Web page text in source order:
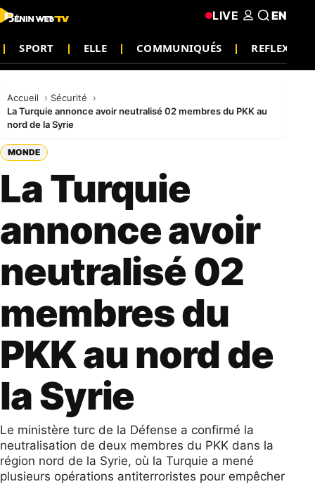
SPORT ELLE COMMUNIQUÉS REFLEXION
LIVE EN
Accueil
Sécurité
La Turquie annonce avoir neutralisé 02 membres du PKK au
nord de la Syrie
MONDE
La Turquie
annonce avoir
neutralisé 02
membres du
PKK au nord de
la Syrie
Le ministère turc de la Défense a confirmé la
neutralisation de deux membres du PKK dans la
région nord de la Syrie, où la Turquie a mené
plusieurs opérations antiterroristes pour empêcher